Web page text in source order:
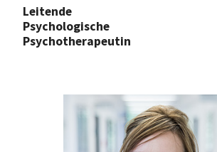
Leitende
Psychologische
Psychotherapeutin